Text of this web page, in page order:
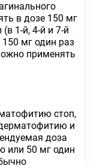
в дозе 150 мг
1-й, 4-й и 7-й
мг один раз
применять
стоп,
и
доза
или 50 мг один